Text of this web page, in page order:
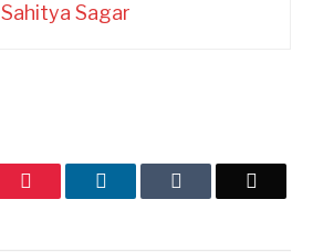
Sahitya Sagar
Pinterest LinkedIn